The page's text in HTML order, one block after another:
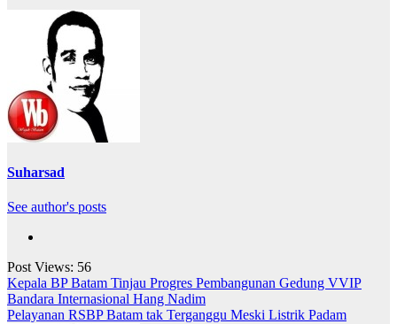
Suharsad
See author's posts
Post Views: 56
Navigasi
pos
Kepala BP Batam Tinjau Progres Pembangunan Gedung VVIP
Bandara Internasional Hang Nadim
Pelayanan RSBP Batam tak Terganggu Meski Listrik Padam